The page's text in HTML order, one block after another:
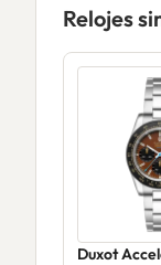
Relojes
Duxot